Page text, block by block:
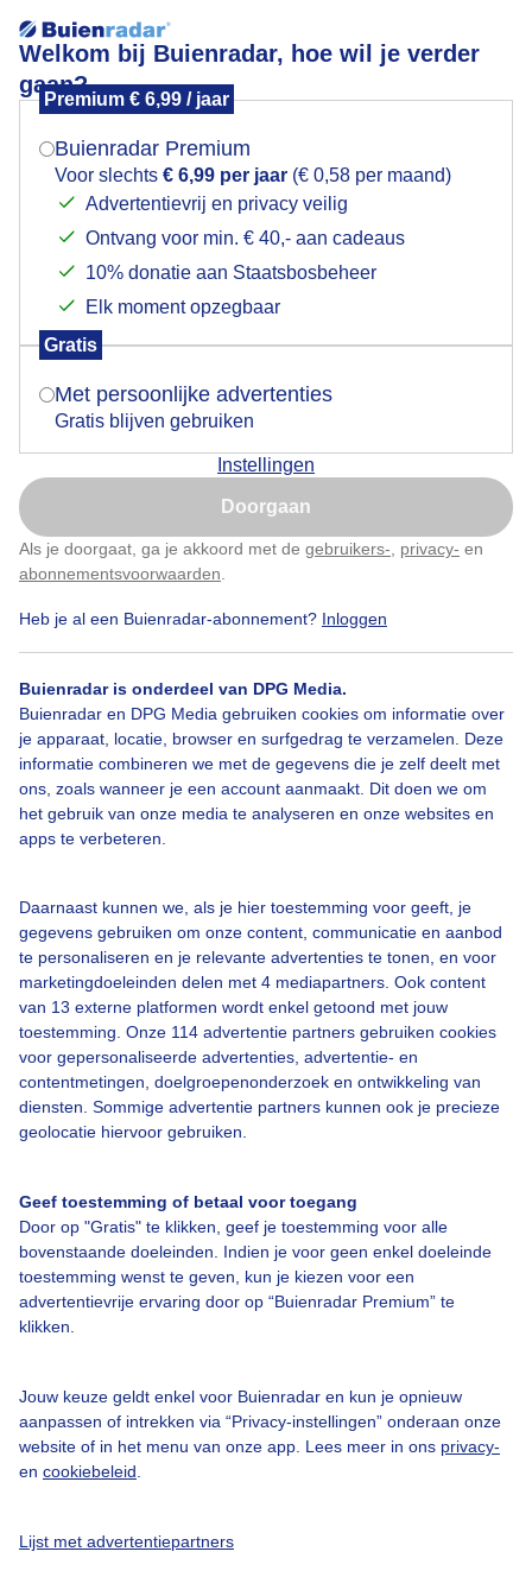
Welkom bij Buienradar, hoe wil je verder
gaan?
Premium € 6,99 / jaar
Buienradar Premium
Voor slechts € 6,99 per jaar (€ 0,58 per maand)
Advertentievrij en privacy veilig
Ontvang voor min. € 40,- aan cadeaus
10% donatie aan Staatsbosbeheer
Elk moment opzegbaar
Gratis
Met persoonlijke advertenties
Gratis blijven gebruiken
Instellingen
Doorgaan
Als je doorgaat, ga je akkoord met de gebruikers- privacy- en
abonnementsvoorwaarden
Heb je al een Buienradar-abonnement? Inloggen
Buienradar is onderdeel van DPG Media.
Buienradar en DPG Media gebruiken cookies om informatie over
je apparaat, locatie, browser en surfgedrag te verzamelen. Deze
informatie combineren we met de gegevens die je zelf deelt met
ons, zoals wanneer je een account aanmaakt. Dit doen we om
het gebruik van onze media te analyseren en onze websites en
apps te verbeteren.
Daarnaast kunnen we, als je hier toestemming voor geeft, je
gegevens gebruiken om onze content, communicatie en aanbod
te personaliseren en je relevante advertenties te tonen, en voor
marketingdoeleinden delen met 4 mediapartners. Ook content
van 13 externe platformen wordt enkel getoond met jouw
toestemming. Onze 114 advertentie partners gebruiken cookies
voor gepersonaliseerde advertenties, advertentie- en
contentmetingen, doelgroepenonderzoek en ontwikkeling van
diensten. Sommige advertentie partners kunnen ook je precieze
geolocatie hiervoor gebruiken.
Geef toestemming of betaal voor toegang
Door op "Gratis" te klikken, geef je toestemming voor alle
bovenstaande doeleinden. Indien je voor geen enkel doeleinde
toestemming wenst te geven, kun je kiezen voor een
advertentievrije ervaring door op “Buienradar Premium” te
klikken.
Jouw keuze geldt enkel voor Buienradar en kun je opnieuw
aanpassen of intrekken via “Privacy-instellingen” onderaan onze
website of in het menu van onze app. Lees meer in ons privacy-
en cookiebeleid
Lijst met advertentiepartners
Grijs bewolkt met een zonnestraal
Door: ria brasser Gemaakt: 21-12-2025, 36x bekeken
Zonnestraal Grijsbewolkt
Bekijk slideshow
Over Buienradar
Bedrijfsgegevens
Contact
Toegankelijkheid
Gebruikersvoorwaarden
Adverteren
Privacy beleid
Cookie beleid
Mogen we je locatie gebruiken voor het
Indien je hier nog geen akkoord op hebt gegeven,
verschijnt er zo een pop-up uit je browser waarin
Is goed, toon de popup
Nu niet, misschien later
Klik hierom dit aan te passen